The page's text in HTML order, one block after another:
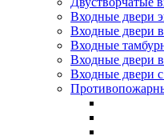
Входные двери
Входные двери
Входные
Входные двери
Входные двери